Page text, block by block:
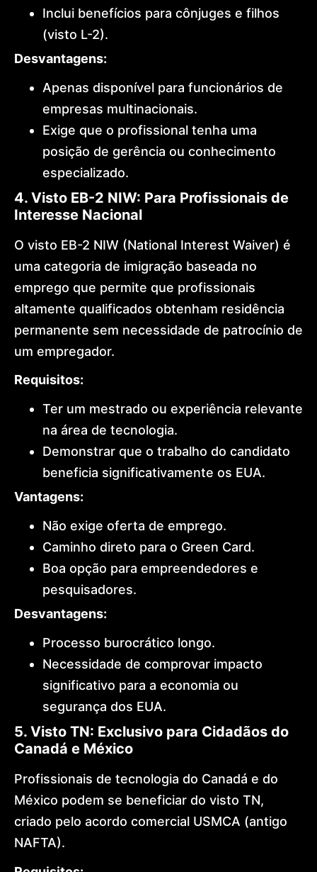
Inclui benefícios para cônjuges e filhos
(visto L-2).
Desvantagens:
Apenas disponível para funcionários de
empresas multinacionais.
Exige que o profissional tenha uma
posição de gerência ou conhecimento
especializado.
4. Visto EB-2 NIW: Para Profissionais de
Interesse Nacional
O visto EB-2 NIW (National Interest Waiver) é
uma categoria de imigração baseada no
emprego que permite que profissionais
altamente qualificados obtenham residência
permanente sem necessidade de patrocínio de
um empregador.
Requisitos:
Ter um mestrado ou experiência relevante
na área de tecnologia.
Demonstrar que o trabalho do candidato
beneficia significativamente os EUA.
Vantagens:
Não exige oferta de emprego.
Caminho direto para o Green Card.
Boa opção para empreendedores e
pesquisadores.
Desvantagens:
Processo burocrático longo.
Necessidade de comprovar impacto
significativo para a economia ou
segurança dos EUA.
5. Visto TN: Exclusivo para Cidadãos do
Canadá e México
Profissionais de tecnologia do Canadá e do
México podem se beneficiar do visto TN,
criado pelo acordo comercial USMCA (antigo
NAFTA).